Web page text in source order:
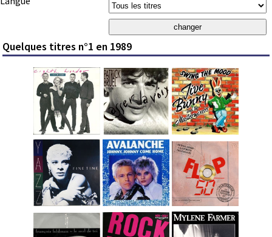
Quelques titres n°1 en 1989